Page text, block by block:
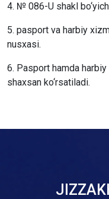
4. № 086-U shakl
5. pasport va harbiy
nusxasi.
6. Pasport hamda
shaxsan ko‘rsatiladi.